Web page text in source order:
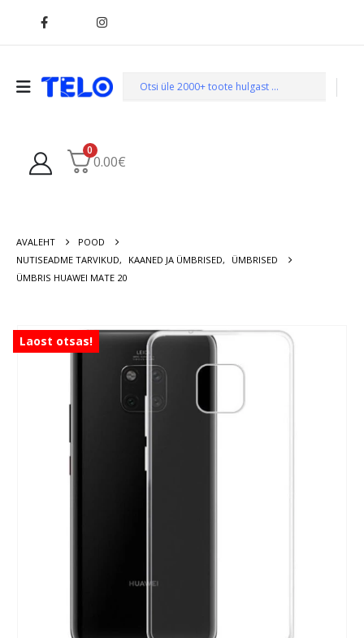
0
0.00€
AVALEHT
POOD
NUTISEADME TARVIKUD, KAANED JA ÜMBRISED,
ÜMBRISED
ÜMBRIS HUAWEI MATE 20
Laost otsas!